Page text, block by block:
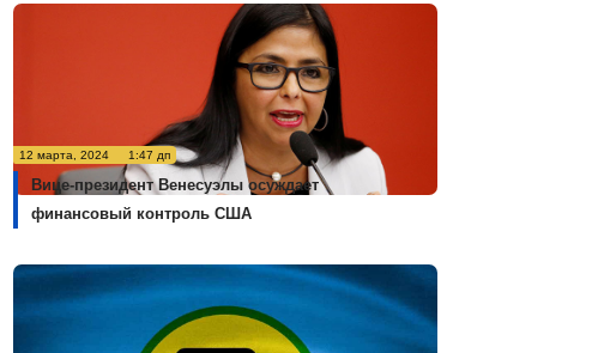
12 марта, 2024 1:47 дп
Вице-президент Венесуэлы осуждает
финансовый контроль США